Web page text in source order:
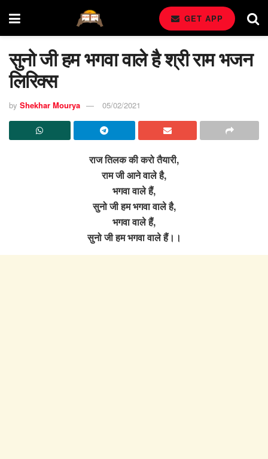
GET APP
सुनो जी हम भगवा वाले है श्री राम भजन
लिरिक्स
by Shekhar Mourya 05/02/2021
राज तिलक की करो तैयारी,
राम जी आने वाले है,
भगवा वाले हैं,
सुनो जी हम भगवा वाले है,
भगवा वाले हैं,
सुनो जी हम भगवा वाले हैं।।